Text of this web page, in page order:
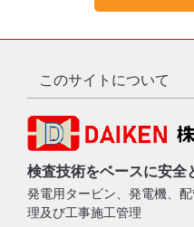
このサイトについて
検査技術をベースに安全
発電用タービン、発電機、
理及び工事施工管理